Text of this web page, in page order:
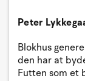
Peter
Blokhus
den har at
Futten som et